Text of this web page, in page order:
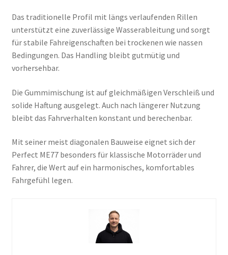
Das traditionelle Profil mit längs verlaufenden Rillen
unterstützt eine zuverlässige Wasserableitung und sorgt
für stabile Fahreigenschaften bei trockenen wie nassen
Bedingungen. Das Handling bleibt gutmütig und
vorhersehbar.
Die Gummimischung ist auf gleichmäßigen Verschleiß und
solide Haftung ausgelegt. Auch nach längerer Nutzung
bleibt das Fahrverhalten konstant und berechenbar.
Mit seiner meist diagonalen Bauweise eignet sich der
Perfect ME77 besonders für klassische Motorräder und
Fahrer, die Wert auf ein harmonisches, komfortables
Fahrgefühl legen.